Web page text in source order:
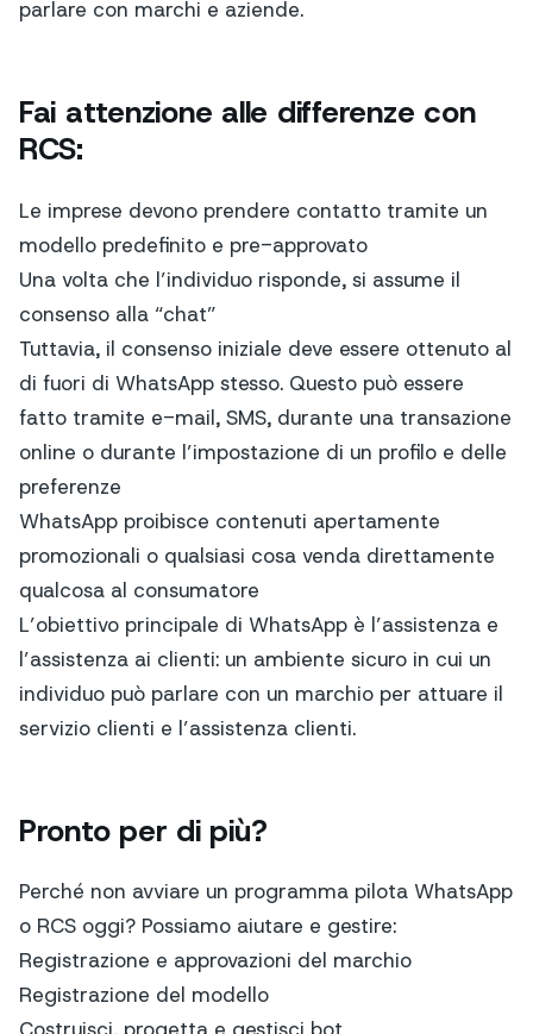
parlare con marchi e aziende.
Fai attenzione alle differenze con
RCS:
Le imprese devono prendere contatto tramite un
modello predefinito e pre-approvato
Una volta che l’individuo risponde, si assume il
consenso alla “chat”
Tuttavia, il consenso iniziale deve essere ottenuto al
di fuori di WhatsApp stesso. Questo può essere
fatto tramite e-mail, SMS, durante una transazione
online o durante l’impostazione di un profilo e delle
preferenze
WhatsApp proibisce contenuti apertamente
promozionali o qualsiasi cosa venda direttamente
qualcosa al consumatore
L’obiettivo principale di WhatsApp è l’assistenza e
l’assistenza ai clienti: un ambiente sicuro in cui un
individuo può parlare con un marchio per attuare il
servizio clienti e l’assistenza clienti.
Pronto per di più?
Perché non avviare un programma pilota WhatsApp
o RCS oggi? Possiamo aiutare e gestire:
Registrazione e approvazioni del marchio
Registrazione del modello